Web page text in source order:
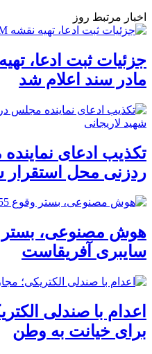
اخبار مرتبط روز
مادر سند اعلام شد
تکذیب ادعای
ردزنی محل استقرار
سایبری آفریقاست
اعدام با صندلی
برای خیانت به وطن